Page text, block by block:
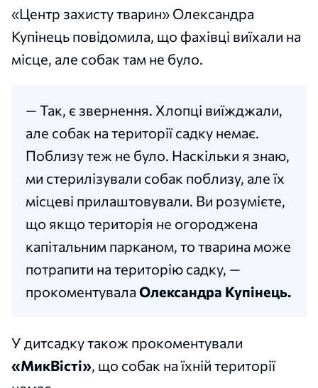
«Центр захисту тварин» Олександра
Купінець повідомила, що фахівці виїхали на
місце, але собак там не було.
— Так, є звернення. Хлопці виїжджали,
але собак на території садку немає.
Поблизу теж не було. Наскільки я знаю,
ми стерилізували собак поблизу, але їх
місцеві прилаштовували. Ви розумієте,
що якщо територія не огороджена
капітальним парканом, то тварина може
потрапити на територію садку, —
прокоментувала Олександра Купінець.
У дитсадку також прокоментували
«МикВісті», що собак на їхній території